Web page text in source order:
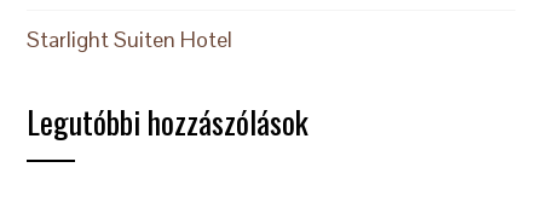
Starlight Suiten Hotel
Legutóbbi hozzászólások